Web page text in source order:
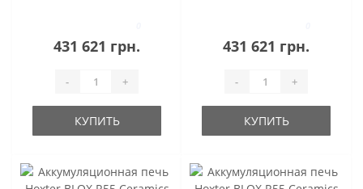
431 621 грн.
- +
КУПИТЬ
431 621 грн.
- +
КУПИТЬ